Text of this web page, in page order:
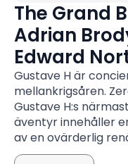
The Grand
Adrian
Edward
Gustave H är
mellankrigsåren.
Gustave H:s
äventyr innehåller
av en ovärderlig
över en enorm